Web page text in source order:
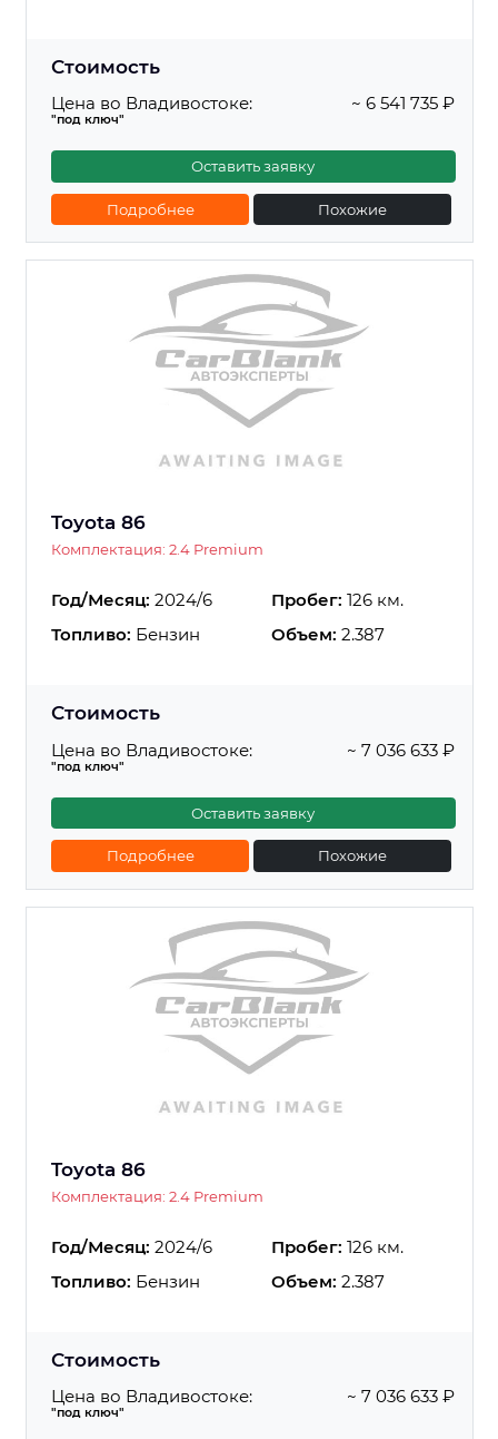
Стоимость
Цена во Владивостоке:
"под ключ"
~ 6 541 735 ₽
Оставить заявку
Подробнее Похожие
Toyota 86
Комплектация: 2.4 Premium
Год/Месяц: 2024/6 Пробег: 126 км.
Топливо: Бензин Объем: 2.387
Стоимость
Цена во Владивостоке:
"под ключ"
~ 7 036 633 ₽
Оставить заявку
Подробнее Похожие
Toyota 86
Комплектация: 2.4 Premium
Год/Месяц: 2024/6 Пробег: 126 км.
Топливо: Бензин Объем: 2.387
Стоимость
Цена во Владивостоке:
"под ключ"
~ 7 036 633 ₽